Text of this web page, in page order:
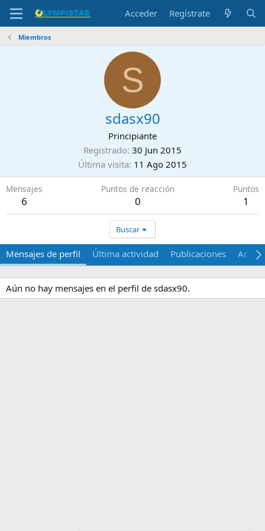
Acceder Regístrate
Miembros
S
sdasx90
Principiante
Registrado 30 Jun 2015
Última visita 11 Ago 2015
Mensajes
6
Puntos de reacción
0
Puntos
1
Buscar
Mensajes de perfil Última actividad Publicaciones Acerca
Aún no hay mensajes en el perfil de sdasx90.